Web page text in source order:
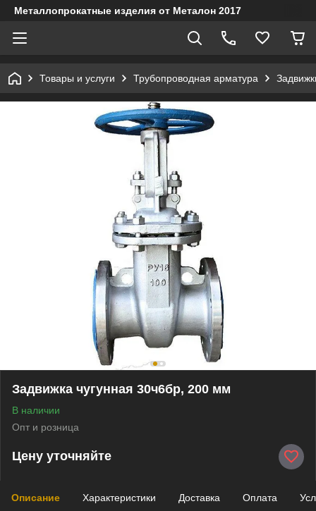
Металлопрокатные изделия от Металон 2017
Товары и услуги Трубопроводная арматура
Задвижка чугунная 30ч6бр, 200 мм
В наличии
Опт и розница
Цену уточняйте
Описание Характеристики Доставка Оплата